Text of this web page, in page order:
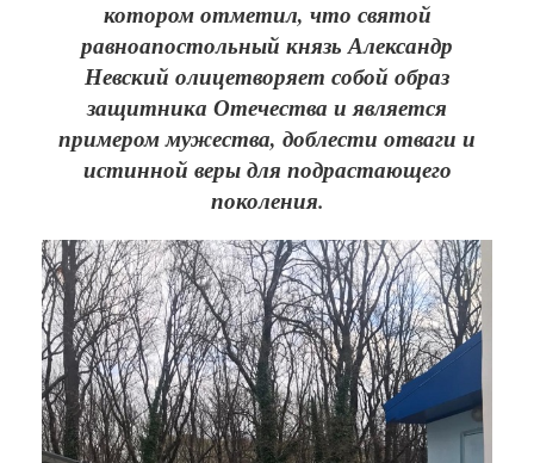
котором отметил, что святой
равноапостольный князь Александр
Невский олицетворяет собой образ
защитника Отечества и является
примером мужества, доблести отваги и
истинной веры для подрастающего
поколения.